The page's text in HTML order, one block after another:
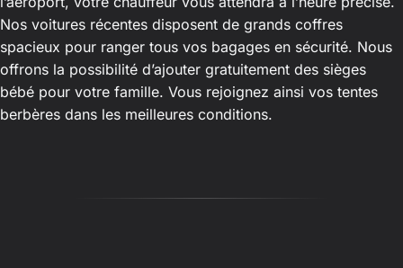
Nos voitures récentes disposent de grands coffres
spacieux pour ranger tous vos bagages en sécurité. Nous
offrons la possibilité d’ajouter gratuitement des sièges
bébé pour votre famille. Vous rejoignez ainsi vos tentes
berbères dans les meilleures conditions.